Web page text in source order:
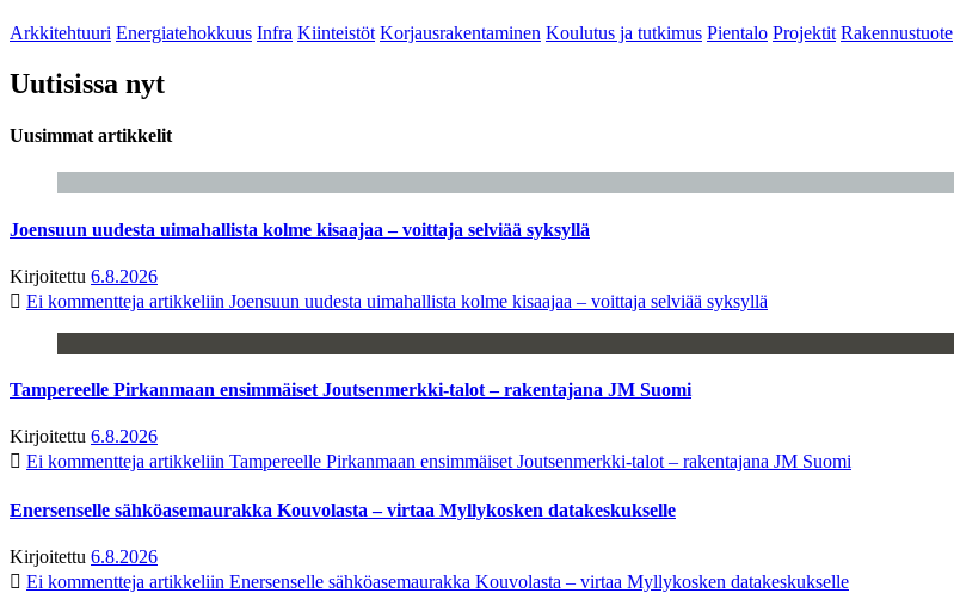
Arkkitehtuuri Energiatehokkuus Infra Kiinteistöt Korjausrakentaminen Koulutus ja tutkimus Pientalo Projektit Rakennustuote
Uutisissa nyt
Uusimmat artikkelit
Joensuun uudesta uimahallista kolme kisaajaa – voittaja selviää syksyllä
Kirjoitettu 6.8.2026
Ei kommentteja artikkeliin Joensuun uudesta uimahallista kolme kisaajaa – voittaja selviää syksyllä
Tampereelle Pirkanmaan ensimmäiset Joutsenmerkki-talot – rakentajana JM Suomi
Kirjoitettu 6.8.2026
Ei kommentteja artikkeliin Tampereelle Pirkanmaan ensimmäiset Joutsenmerkki-talot – rakentajana JM Suomi
Enersenselle sähköasemaurakka Kouvolasta – virtaa Myllykosken datakeskukselle
Kirjoitettu 6.8.2026
Ei kommentteja artikkeliin Enersenselle sähköasemaurakka Kouvolasta – virtaa Myllykosken datakeskukselle